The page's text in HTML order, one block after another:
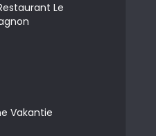
Le
Vakantie